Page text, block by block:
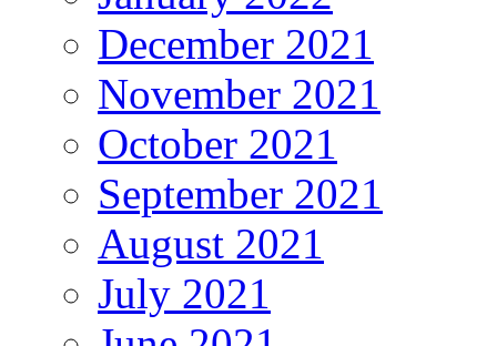
December 2021
November 2021
October 2021
September 2021
August 2021
July 2021